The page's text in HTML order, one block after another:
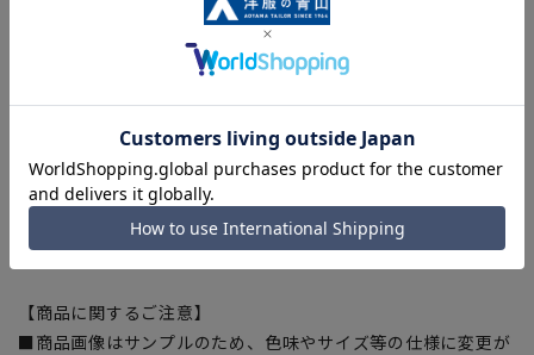
※レディースサイズ目安 15~17号
[L]着丈:78cm 胸囲:120cm 肩幅:46cm 袖丈:62cm 裄
※レディースサイズ目安 17~19号
[LL]着丈:80cm 胸囲:124cm 肩幅:47cm 袖丈:64cm 裄
丈:89.5cm
[3L]着丈:82cm 胸囲:128cm 肩幅:48cm 袖丈:66cm 裄
■商品タグに記載されているおすすめサイズとは異なります。
【商品に関するご注意】
■商品画像はサンプルのため、色味やサイズ等の仕様に変更が